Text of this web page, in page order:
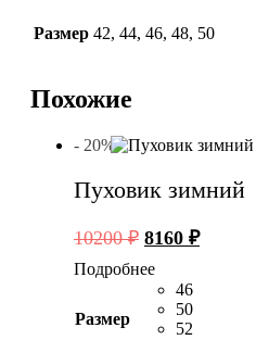
Размер 42, 44, 46, 48, 50
Похожие
- 20%
Пуховик зимний
10200₽ Первоначальная
составляла
10200 ₽.
8160 ₽Текущая
Подробнее
Размер
46
50
52